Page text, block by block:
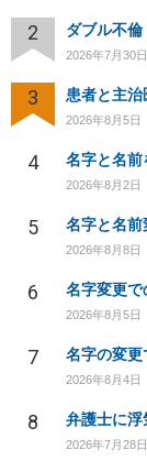
2
2026年7月30日
3 患者と主
2026年8月5日
4 名字と名前
2026年8月2日
5 名字と名前
2026年8月8日
6 名字変更で
2026年8月5日
7 名字の変更
2026年8月4日
8 弁護士に浮
2026年7月28日